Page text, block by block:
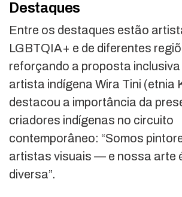
Destaques
Entre os destaques estão
LGBTQIA+ e de diferentes
reforçando a proposta
artista indígena Wira Tini (etnia
destacou a importância da
criadores indígenas no circuito
contemporâneo: “Somos
artistas visuais — e nossa arte
diversa”.